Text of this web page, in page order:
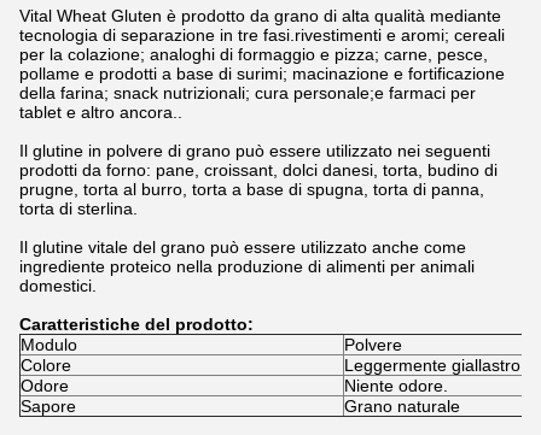
Vital Wheat Gluten è prodotto da grano di alta qualità mediante
tecnologia di separazione in tre fasi.rivestimenti e aromi; cereali
per la colazione; analoghi di formaggio e pizza; carne, pesce,
pollame e prodotti a base di surimi; macinazione e fortificazione
della farina; snack nutrizionali; cura personale;e farmaci per
tablet e altro ancora..
Il glutine in polvere di grano può essere utilizzato nei seguenti
prodotti da forno: pane, croissant, dolci danesi, torta, budino di
prugne, torta al burro, torta a base di spugna, torta di panna,
torta di sterlina.
Il glutine vitale del grano può essere utilizzato anche come
ingrediente proteico nella produzione di alimenti per animali
domestici.
Caratteristiche del prodotto:
Modulo
Polvere
Colore
Leggermente giallastro
Odore
Niente odore.
Sapore
Grano naturale